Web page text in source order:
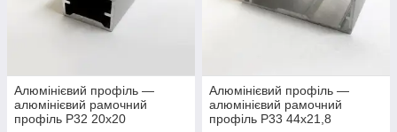
Алюмінієвий профіль —
алюмінієвий рамочний
профіль Р32 20х20
Алюмінієвий профіль —
алюмінієвий рамочний
профіль Р33 44х21,8